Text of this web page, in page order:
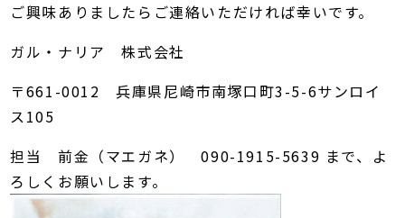
ご興味ありましたらご連絡いただければ幸いです。
ガル・ナリア 株式会社
〒661-0012 兵庫県尼崎市南塚口町3-5-6サンロイ
ス105
担当 前金（マエガネ） 090-1915-5639 まで、よ
ろしくお願いします。